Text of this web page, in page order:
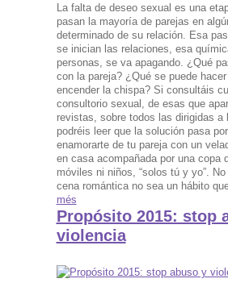
La falta de deseo sexual es una
pasan la mayoría de parejas en
determinado de su relación. Esa
se inician las relaciones, esa
personas, se va apagando. ¿Qué
con la pareja? ¿Qué se puede
encender la chispa? Si consultáis
consultorio sexual, de esas que
revistas, sobre todos las dirigidas a
podréis leer que la solución pasa
enamorarte de tu pareja con un
en casa acompañada por una copa
móviles ni niños, “solos tú y yo”.
cena romántica no sea un hábito
més
Propósito 2015: stop
violencia